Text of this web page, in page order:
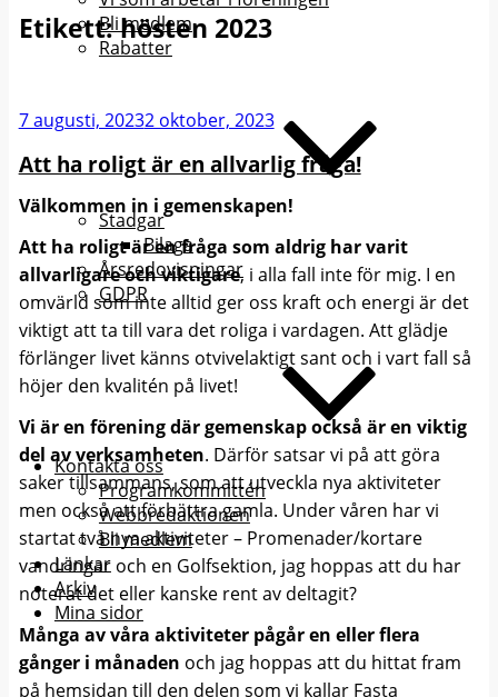
Bli medlem
Rabatter
Stadgar
Bilaga
Årsredovisningar
GDPR
Kontakta oss
Programkommittén
Webbredaktionen
Bli medlem
Länkar
Arkiv
Mina sidor
Etikett:hösten 2023
Publicerat
7 augusti, 20232 oktober, 2023
Att ha roligt är en allvarlig fråga!
Välkommen in i gemenskapen!
Att ha roligt är en fråga som aldrig har varit
allvarligare och viktigare, i alla fall inte för mig. I en
omvärld som inte alltid ger oss kraft och energi är det
viktigt att ta till vara det roliga i vardagen. Att glädje
förlänger livet känns otvivelaktigt sant och i vart fall så
höjer den kvalitén på livet!
Vi är en förening där gemenskap också är en viktig
del av verksamheten. Därför satsar vi på att göra
saker tillsammans, som att utveckla nya aktiviteter
men också att förbättra gamla. Under våren har vi
startat två nya aktiviteter – Promenader/kortare
vandringar och en Golfsektion, jag hoppas att du har
noterat det eller kanske rent av deltagit?
Många av våra aktiviteter pågår en eller flera
gånger i månaden och jag hoppas att du hittat fram
på hemsidan till den delen som vi kallar Fasta